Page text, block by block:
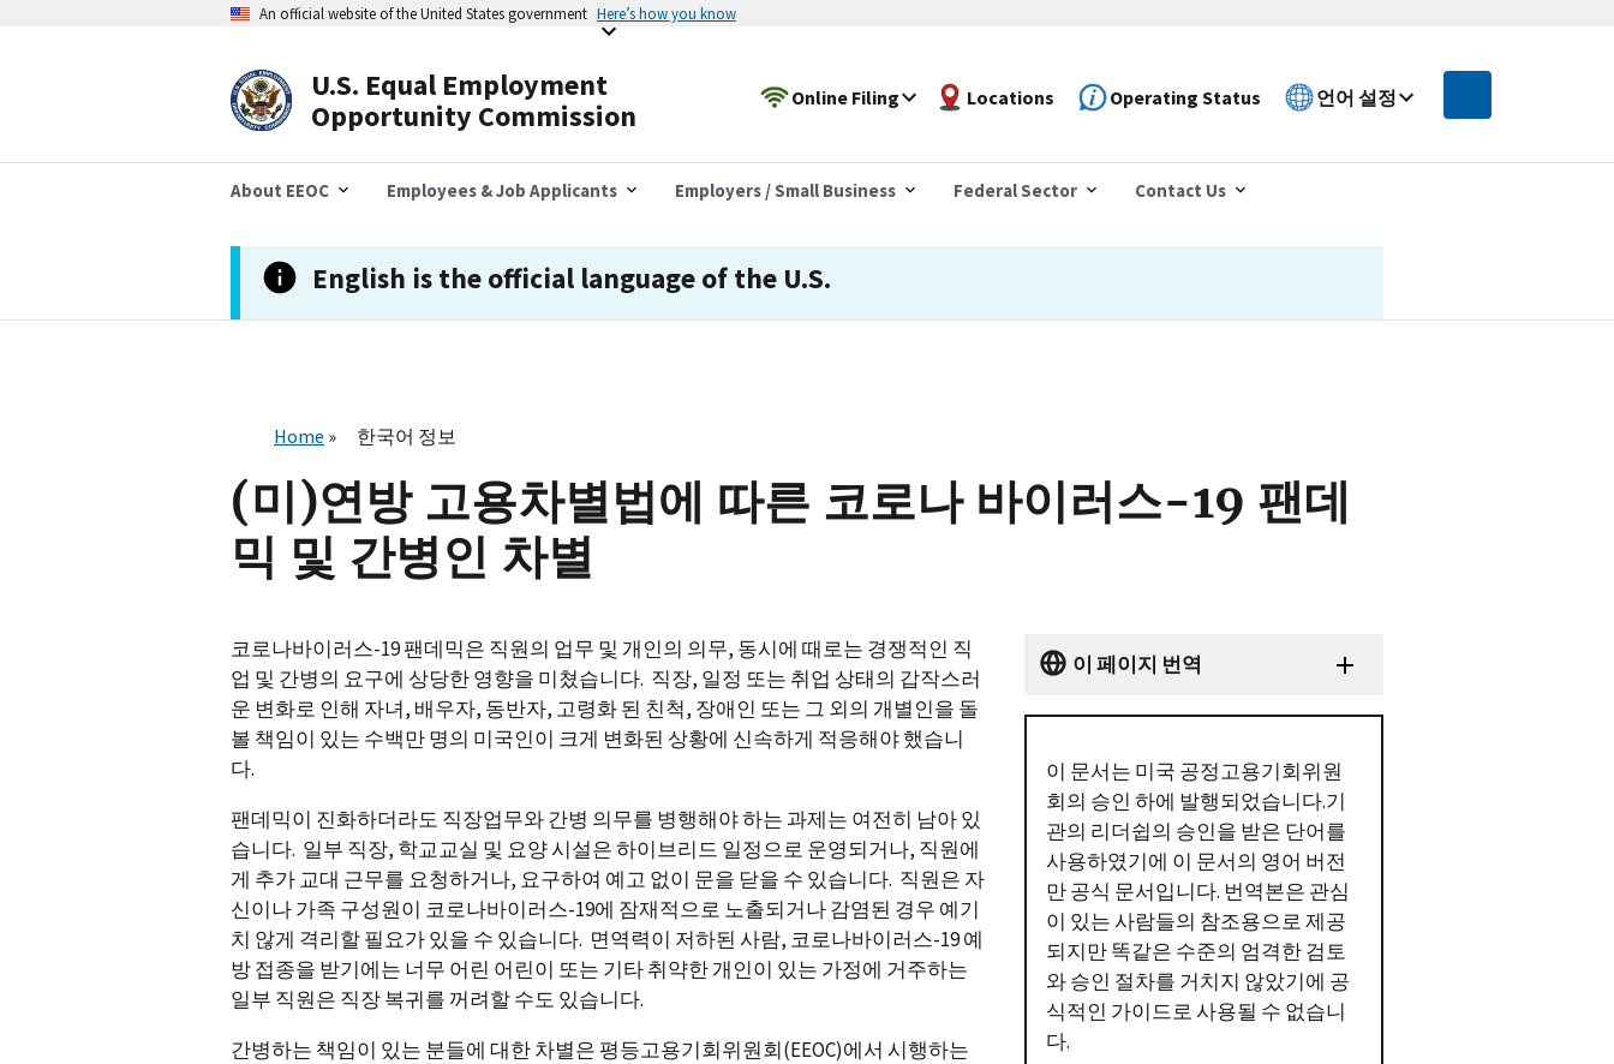
너
An official website of the United States government Here’s how you know
U.S. Equal Employment
Opportunity Commission
Online Filing Locations Operating Status 언어 설정
About EEOC Employees & Job Applicants Employers / Small Business Federal Sector Contact Us
English is the official language of the U.S.
Home 한국어 정보
(미)연방 고용차별법에 따른 코로나 바이러스-19 팬데
믹 및 간병인 차별
이 페이지 번역
이 문서는 미국 공정고용기회위원
회의 승인 하에 발행되었습니다.기
관의 리더쉽의 승인을 받은 단어를
사용하였기에 이 문서의 영어 버전
만 공식 문서입니다. 번역본은 관심
이 있는 사람들의 참조용으로 제공
되지만 똑같은 수준의 엄격한 검토
와 승인 절차를 거치지 않았기에 공
식적인 가이드로 사용될 수 없습니
다.
코로나바이러스-19 팬데믹은 직원의 업무 및 개인의 의무, 동시에 때로는 경쟁적인 직
업 및 간병의 요구에 상당한 영향을 미쳤습니다. 직장, 일정 또는 취업 상태의 갑작스러
운 변화로 인해 자녀, 배우자, 동반자, 고령화 된 친척, 장애인 또는 그 외의 개별인을 돌
볼 책임이 있는 수백만 명의 미국인이 크게 변화된 상황에 신속하게 적응해야 했습니
다.
팬데믹이 진화하더라도 직장업무와 간병 의무를 병행해야 하는 과제는 여전히 남아 있
습니다. 일부 직장, 학교교실 및 요양 시설은 하이브리드 일정으로 운영되거나, 직원에
게 추가 교대 근무를 요청하거나, 요구하여 예고 없이 문을 닫을 수 있습니다. 직원은 자
신이나 가족 구성원이 코로나바이러스-19에 잠재적으로 노출되거나 감염된 경우 예기
치 않게 격리할 필요가 있을 수 있습니다. 면역력이 저하된 사람, 코로나바이러스-19 예
방 접종을 받기에는 너무 어린 어린이 또는 기타 취약한 개인이 있는 가정에 거주하는
일부 직원은 직장 복귀를 꺼려할 수도 있습니다.
간병하는 책임이 있는 분들에 대한 차별은 평등고용기회위원회(EEOC)에서 시행하는